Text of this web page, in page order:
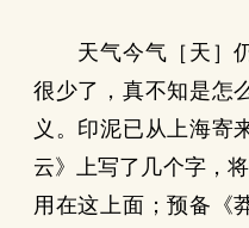
天气今气［天］仍
很少了，真不知是怎
义。印泥已从上海寄
云》上写了几个字，
用在这上面；预备《